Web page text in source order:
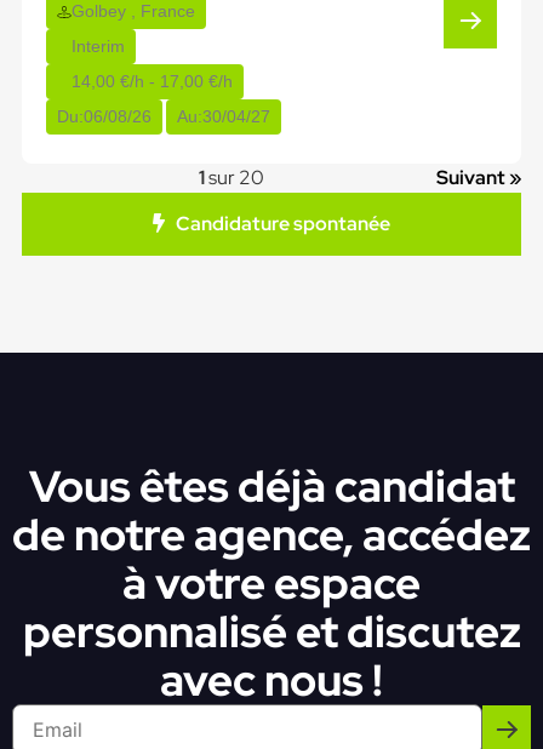
Golbey , France
Interim
14,00 €/h - 17,00 €/h
Du:06/08/26 Au:30/04/27
1sur 20
Suivant »
Candidature spontanée
Vous êtes déjà candidat
de notre agence, accédez
à votre espace
personnalisé et discutez
avec nous !